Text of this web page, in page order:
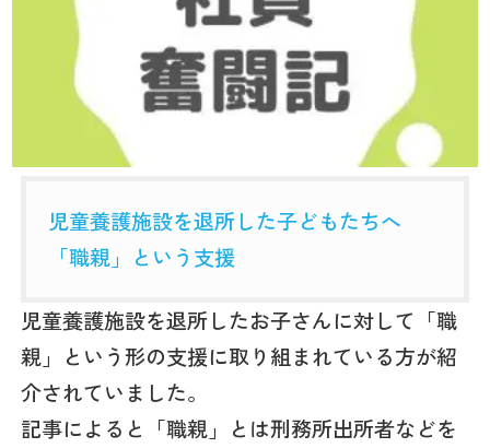
児童養護施設を退所した子どもたちへ
「職親」という支援
児童養護施設を退所したお子さんに対して「職
親」という形の支援に取り組まれている方が紹
介されていました。
記事によると「職親」とは刑務所出所者などを